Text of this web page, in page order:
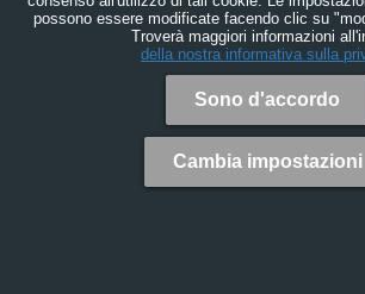
possono essere modificate facendo clic su
Troverà maggiori informazioni
della nostra informativa sulla
Sono d'accordo
Cambia impostazioni